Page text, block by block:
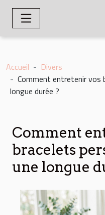
Accueil
Divers
Comment entretenir vos
longue durée ?
Comment
bracelets
une longue